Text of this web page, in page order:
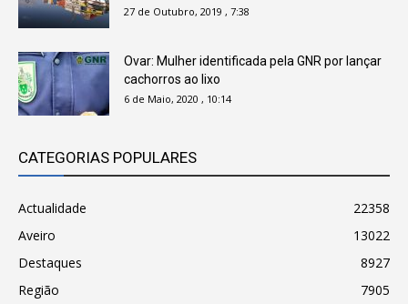
27 de Outubro, 2019 , 7:38
Ovar: Mulher identificada pela GNR por lançar
cachorros ao lixo
6 de Maio, 2020 , 10:14
CATEGORIAS POPULARES
Actualidade
22358
Aveiro
13022
Destaques
8927
Região
7905